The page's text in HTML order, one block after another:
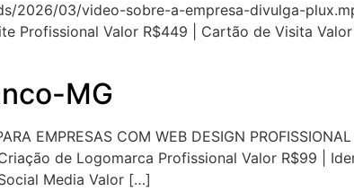
2026/03/video-sobre-a-empresa-divulga-
Profissional Valor R$449 | Cartão de Visita
MG
EMPRESAS COM WEB DESIGN
de Logomarca Profissional Valor R$99 |
Media Valor […]